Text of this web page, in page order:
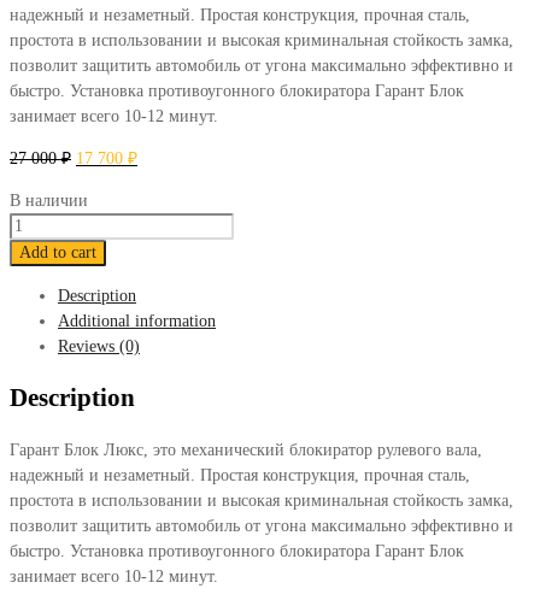
надежный и незаметный. Простая конструкция, прочная сталь,
простота в использовании и высокая криминальная стойкость замка,
позволит защитить автомобиль от угона максимально эффективно и
быстро. Установка противоугонного блокиратора Гарант Блок
занимает всего 10-12 минут.
27 000₽ 17 700 ₽
В наличии
Блокиратор
Гарант
Люкс
HAVAL
2021-
quantity
Add to cart
Description
Additional information
Reviews (0)
Description
Гарант Блок Люкс, это механический блокиратор рулевого вала,
надежный и незаметный. Простая конструкция, прочная сталь,
простота в использовании и высокая криминальная стойкость замка,
позволит защитить автомобиль от угона максимально эффективно и
быстро. Установка противоугонного блокиратора Гарант Блок
занимает всего 10-12 минут.